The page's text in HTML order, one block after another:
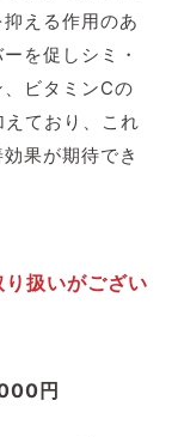
える作用のあ
を促しシミ・
ビタミンCの
ており、これ
果が期待でき
扱いがござい
円